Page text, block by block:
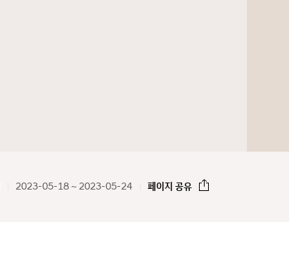
2023-05-18 ~ 2023-05-24 페이지 공유